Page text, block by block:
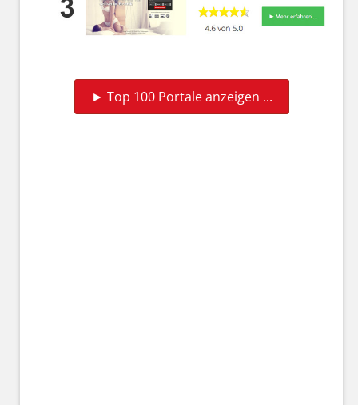
► Top 100 Portale anzeigen ...